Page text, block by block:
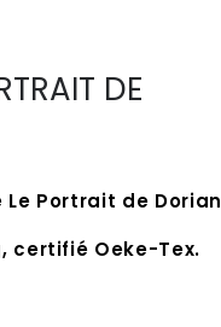
DE
Portrait de Dorian
certifié Oeke-Tex.